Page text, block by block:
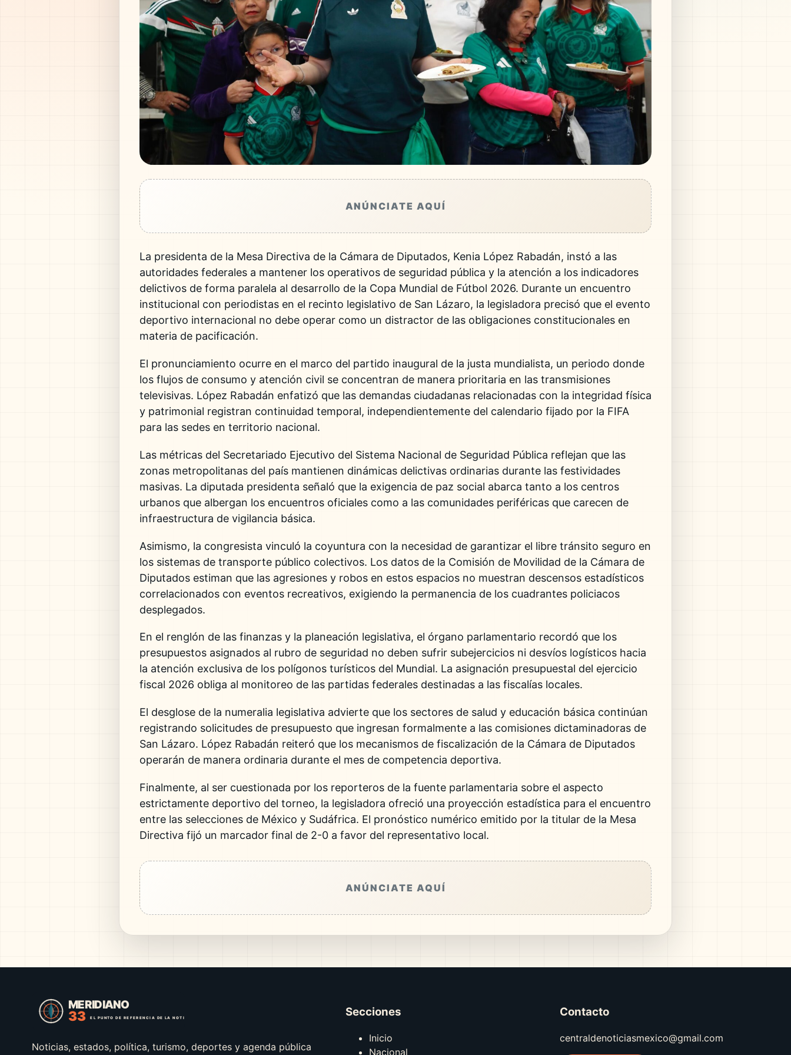
ANÚNCIATE AQUÍ
La presidenta de la Mesa Directiva de la Cámara de Diputados, Kenia López Rabadán, instó a las
autoridades federales a mantener los operativos de seguridad pública y la atención a los indicadores
delictivos de forma paralela al desarrollo de la Copa Mundial de Fútbol 2026. Durante un encuentro
institucional con periodistas en el recinto legislativo de San Lázaro, la legisladora precisó que el evento
deportivo internacional no debe operar como un distractor de las obligaciones constitucionales en
materia de pacificación.
El pronunciamiento ocurre en el marco del partido inaugural de la justa mundialista, un periodo donde
los flujos de consumo y atención civil se concentran de manera prioritaria en las transmisiones
televisivas. López Rabadán enfatizó que las demandas ciudadanas relacionadas con la integridad física
y patrimonial registran continuidad temporal, independientemente del calendario fijado por la FIFA
para las sedes en territorio nacional.
Las métricas del Secretariado Ejecutivo del Sistema Nacional de Seguridad Pública reflejan que las
zonas metropolitanas del país mantienen dinámicas delictivas ordinarias durante las festividades
masivas. La diputada presidenta señaló que la exigencia de paz social abarca tanto a los centros
urbanos que albergan los encuentros oficiales como a las comunidades periféricas que carecen de
infraestructura de vigilancia básica.
Asimismo, la congresista vinculó la coyuntura con la necesidad de garantizar el libre tránsito seguro en
los sistemas de transporte público colectivos. Los datos de la Comisión de Movilidad de la Cámara de
Diputados estiman que las agresiones y robos en estos espacios no muestran descensos estadísticos
correlacionados con eventos recreativos, exigiendo la permanencia de los cuadrantes policiacos
desplegados.
En el renglón de las finanzas y la planeación legislativa, el órgano parlamentario recordó que los
presupuestos asignados al rubro de seguridad no deben sufrir subejercicios ni desvíos logísticos hacia
la atención exclusiva de los polígonos turísticos del Mundial. La asignación presupuestal del ejercicio
fiscal 2026 obliga al monitoreo de las partidas federales destinadas a las fiscalías locales.
El desglose de la numeralia legislativa advierte que los sectores de salud y educación básica continúan
registrando solicitudes de presupuesto que ingresan formalmente a las comisiones dictaminadoras de
San Lázaro. López Rabadán reiteró que los mecanismos de fiscalización de la Cámara de Diputados
operarán de manera ordinaria durante el mes de competencia deportiva.
Finalmente, al ser cuestionada por los reporteros de la fuente parlamentaria sobre el aspecto
estrictamente deportivo del torneo, la legisladora ofreció una proyección estadística para el encuentro
entre las selecciones de México y Sudáfrica. El pronóstico numérico emitido por la titular de la Mesa
Directiva fijó un marcador final de 2-0 a favor del representativo local.
ANÚNCIATE AQUÍ
Noticias, estados, política, turismo, deportes y agenda pública
Secciones
Inicio
Nacional
Contacto
centraldenoticiasmexico@gmail.com